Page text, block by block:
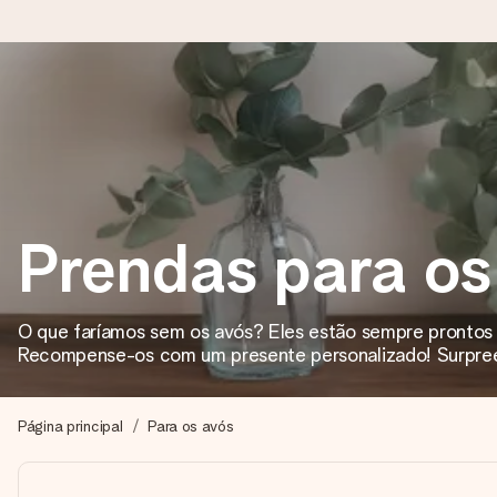
Encomende hoje, envio em 1 dia útil
Preparamos o teu presente com toda a atenção e enviamos
4,7 (com base em +15.000 avaliações)
Os nossos presentes inspiram. Os clientes avaliam-nos com
Cartão com mensagem grátis
Cria algo único em apenas alguns passos - com o nome
Prendas para
O que faríamos sem os avós? Eles estão sempre prontos
Recompense-os com um presente personalizado!
Página principal Para os avós